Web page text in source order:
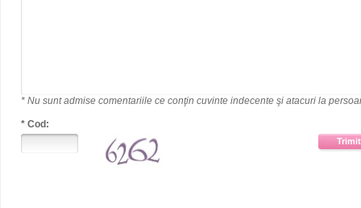
* Nu sunt admise comentariile ce conţin cuvinte indecente şi atacuri la
* Cod: